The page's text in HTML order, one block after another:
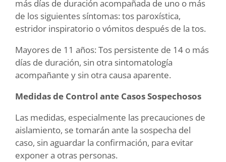
más días de duración acompañada de uno o más
de los siguientes síntomas: tos paroxística,
estridor inspiratorio o vómitos después de la tos.
Mayores de 11 años: Tos persistente de 14 o más
días de duración, sin otra sintomatología
acompañante y sin otra causa aparente.
Medidas de Control ante Casos Sospechosos
Las medidas, especialmente las precauciones de
aislamiento, se tomarán ante la sospecha del
caso, sin aguardar la confirmación, para evitar
exponer a otras personas.